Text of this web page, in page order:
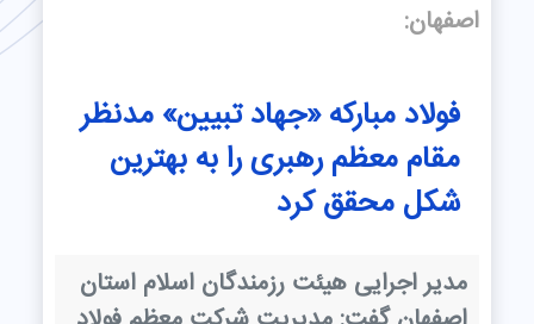
اصفهان:
فولاد مباركه «جهاد تبیین» مدنظر
مقام معظم رهبری را به بهترین
شكل محقق كرد
مدیر اجرایی هیئت رزمندگان اسلام استان